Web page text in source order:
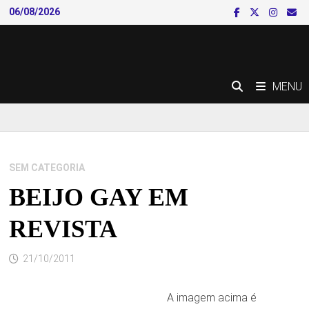
Skip
to
06/08/2026
MENU
SEM CATEGORIA
BEIJO GAY EM
REVISTA
21/10/2011
A imagem acima é